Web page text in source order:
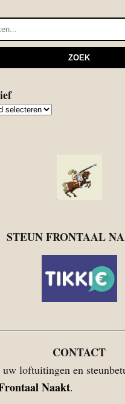
STEUN FRONTAAL
CONTACT
uw loftuitingen en
Naakt.